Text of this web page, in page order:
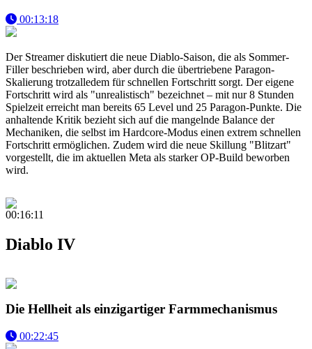
00:13:18
Der Streamer diskutiert die neue Diablo-Saison, die als Sommer-
Filler beschrieben wird, aber durch die übertriebene Paragon-
Skalierung trotzalledem für schnellen Fortschritt sorgt. Der eigene
Fortschritt wird als "unrealistisch" bezeichnet – mit nur 8 Stunden
Spielzeit erreicht man bereits 65 Level und 25 Paragon-Punkte. Die
anhaltende Kritik bezieht sich auf die mangelnde Balance der
Mechaniken, die selbst im Hardcore-Modus einen extrem schnellen
Fortschritt ermöglichen. Zudem wird die neue Skillung "Blitzart"
vorgestellt, die im aktuellen Meta als starker OP-Build beworben
wird.
00:16:11
Diablo IV
Die Hellheit als einzigartiger Farmmechanismus
00:22:45